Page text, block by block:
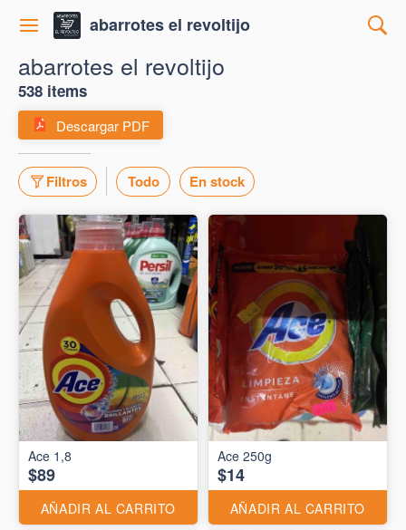
abarrotes el revoltijo
abarrotes el revoltijo
538 items
Descargar PDF
Filtros Todo En stock
Ace 1,8
$89
AÑADIR AL CARRITO
Ace 250g
$14
AÑADIR AL CARRITO